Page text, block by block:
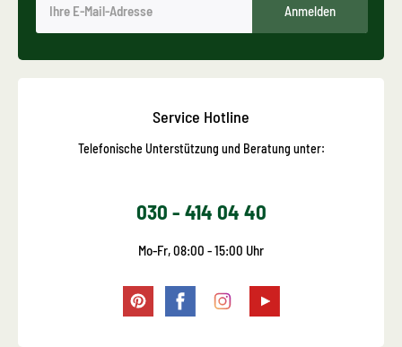
Anmelden
Service Hotline
Telefonische Unterstützung und Beratung unter:
030 - 414 04 40
Mo-Fr, 08:00 - 15:00 Uhr